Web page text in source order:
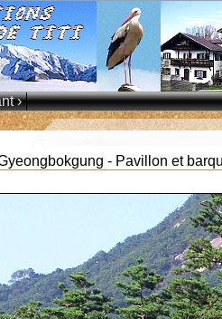
›
- Pavillon et